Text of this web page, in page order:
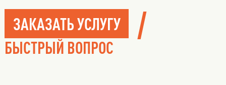
ЗАКАЗАТЬ УСЛУГУ /
БЫСТРЫЙ ВОПРОС